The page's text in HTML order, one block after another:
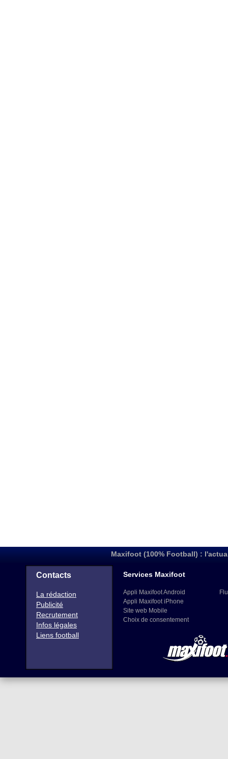
Maxifoot (100% Football) :
Contacts
La rédaction
Publicité
Recrutement
Infos légales
Liens football
Services Maxifoot
Appli Maxifoot Android
Appli Maxifoot iPhone
Site web Mobile
Choix de consentement